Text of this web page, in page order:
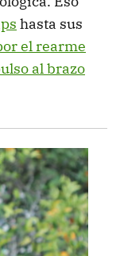
hasta sus
el rearme
al brazo